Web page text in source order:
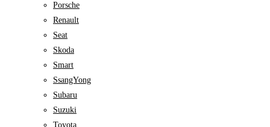
Porsche
Renault
Seat
Skoda
Smart
SsangYong
Subaru
Suzuki
Toyota